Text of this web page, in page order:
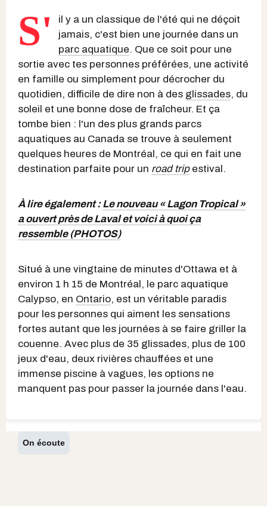
S'
il y a un classique de l'été qui ne déçoit
jamais, c'est bien une journée dans un
parc aquatique. Que ce soit pour une
sortie avec tes personnes préférées, une activité
en famille ou simplement pour décrocher du
quotidien, difficile de dire non à des glissades, du
soleil et une bonne dose de fraîcheur. Et ça
tombe bien : l'un des plus grands parcs
aquatiques au Canada se trouve à seulement
quelques heures de Montréal, ce qui en fait une
destination parfaite pour un road tripestival.
À lire également :Le nouveau « Lagon Tropical »
a ouvert près de Laval et voici à quoi ça
ressemble (PHOTOS)
Situé à une vingtaine de minutes d'Ottawa et à
environ 1 h 15 de Montréal, le parc aquatique
Calypso, en Ontario, est un véritable paradis
pour les personnes qui aiment les sensations
fortes autant que les journées à se faire griller la
couenne. Avec plus de 35 glissades, plus de 100
jeux d'eau, deux rivières chauffées et une
immense piscine à vagues, les options ne
manquent pas pour passer la journée dans l'eau.
On écoute